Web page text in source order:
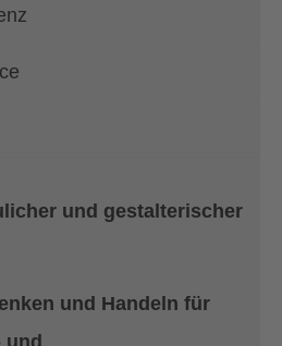
und gestalterischer
und Handeln für
und